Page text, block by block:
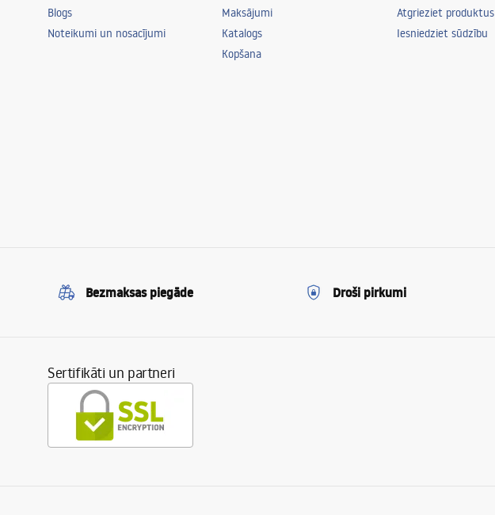
Blogs
Noteikumi un nosacījumi
Maksājumi
Katalogs
Kopšana
Atgrieziet produktus
Iesniedziet sūdzību
Bezmaksas piegāde Droši pirkumi
Sertifikāti un partneri